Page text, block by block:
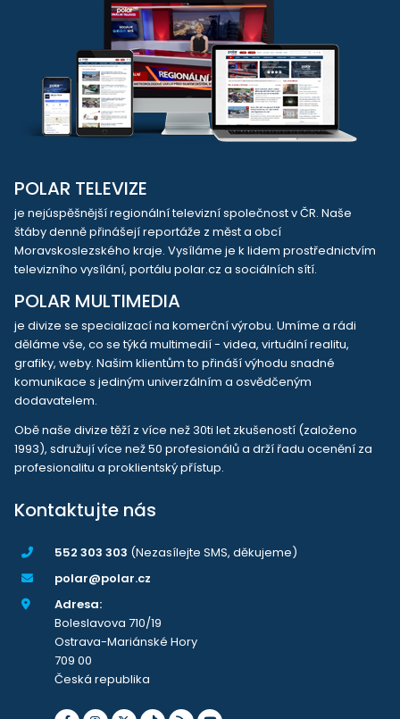
POLAR TELEVIZE
je nejúspěšnější regionální televizní společnost v ČR. Naše
štáby denně přinášejí reportáže z měst a obcí
Moravskoslezského kraje. Vysíláme je k lidem prostřednictvím
televizního vysílání, portálu polar.cz a sociálních sítí.
POLAR MULTIMEDIA
je divize se specializací na komerční výrobu. Umíme a rádi
děláme vše, co se týká multimedií - videa, virtuální realitu,
grafiky, weby. Našim klientům to přináší výhodu snadné
komunikace s jediným univerzálním a osvědčeným
dodavatelem.
Obě naše divize těží z více než 30ti let zkušeností (založeno
1993), sdružují více než 50 profesionálů a drží řadu ocenění za
profesionalitu a proklientský přístup.
Kontaktujte nás
552 303 303 (Nezasílejte SMS, děkujeme)
polar@polar.cz
Adresa:
Boleslavova 710/19
Ostrava-Mariánské Hory
709 00
Česká republika